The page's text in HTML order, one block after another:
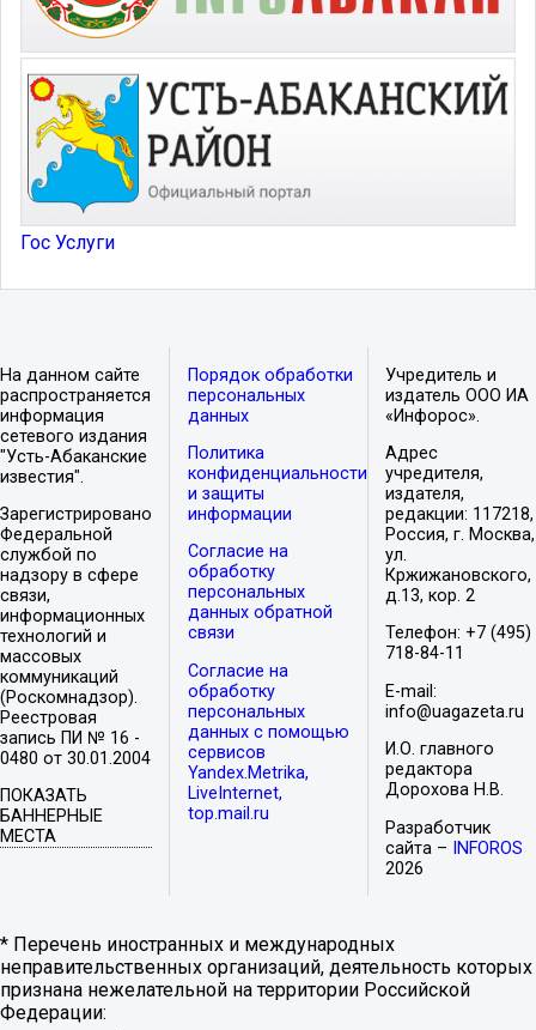
Гос Услуги
На данном сайте
распространяется
информация
сетевого издания
"Усть-Абаканские
известия".
Зарегистрировано
Федеральной
службой по
надзору в сфере
связи,
информационных
технологий и
массовых
коммуникаций
(Роскомнадзор).
Реестровая
запись ПИ № 16 -
0480 от 30.01.2004
ПОКАЗАТЬ
БАННЕРНЫЕ
МЕСТА
Порядок обработки
персональных
данных
Политика
конфиденциальности
и защиты
информации
Согласие на
обработку
персональных
данных обратной
связи
Согласие на
обработку
персональных
данных с помощью
сервисов
Yandex.Metrika,
LiveInternet,
top.mail.ru
Учредитель и
издатель ООО ИА
«Инфорос».
Адрес
учредителя,
издателя,
редакции: 117218,
Россия, г. Москва,
ул.
Кржижановского,
д.13, кор. 2
Телефон: +7 (495)
718-84-11
E-mail:
info@uagazeta.ru
И.О. главного
редактора
Дорохова Н.В.
Разработчик
сайта –
INFOROS
2026
* Перечень иностранных и международных
неправительственных организаций, деятельность которых
признана нежелательной на территории Российской
Федерации: